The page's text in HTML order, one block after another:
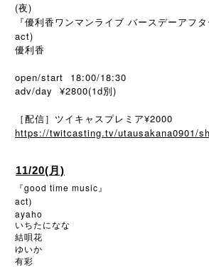
(夜)
『優利香ワンマンライブ バースデーアフタ
act)
優利香
open/start 18:00/18:30
adv/day ¥2800(1d別)
［配信］ツイキャスプレミア¥2000
https://twitcasting.tv/utausakana0901/
11/20(月)
『good time music』
act)
ayaho
いちたになな
結唄花
ゆいか
有彩